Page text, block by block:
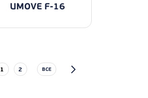
UMOVE F-16
1 2 ВСЕ